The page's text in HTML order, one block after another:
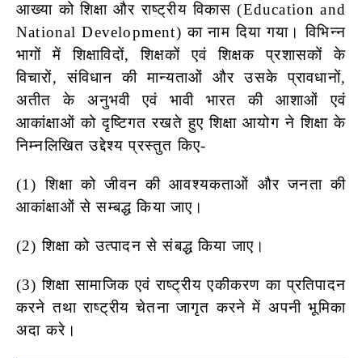
आख्या को शिक्षा और राष्ट्रीय विकास (Education and
National Development) का नाम दिया गया। विभिन्न
भागों में शिक्षाविदों, शिक्षकों एवं शिक्षक प्रशासकों के
विचारों, संविधान की मान्यताओं और उसके प्रावधानों,
अतीत के अनुभवी एवं भावी भारतकी आशाओं एवं
आकांक्षाओं को दृष्टिगत रखते हुए शिक्षा आयोग ने शिक्षा के
निम्नलिखित उद्देश्य प्रस्तुत किए-
(1) शिक्षा को जीवन की आवश्यकताओं और जनता की
आकांक्षाओं से सम्बद्धकिया जाए।
(2) शिक्षा को उत्पादन से संबद्ध किया जाए।
(3) शिक्षा सामाजिक एवं राष्ट्रीय एकीकरण का प्रतिपादन
करने तथा राष्ट्रीयचेतना जागृत करने में अपनी भूमिका
अदा करे।